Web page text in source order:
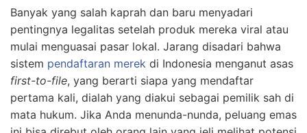
Banyak yang salah kaprah dan baru menyadari
pentingnya legalitas setelah produk mereka viral atau
mulai menguasai pasar lokal. Jarang disadari bahwa
sistem pendaftaran merek di Indonesia menganut asas
first-to-file, yang berarti siapa yang mendaftar
pertama kali, dialah yang diakui sebagai pemilik sah di
mata hukum. Jika Anda menunda-nunda, peluang emas